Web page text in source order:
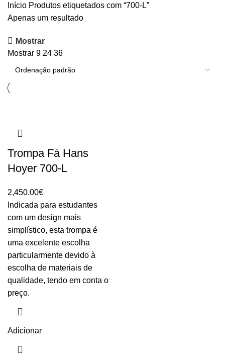
Início Produtos etiquetados com “700-L”
Apenas um resultado
Mostrar
Mostrar 9 24 36
Trompa Fá Hans
Hoyer 700-L
2,450.00€
Indicada para estudantes
com um design mais
simplístico, esta trompa é
uma excelente escolha
particularmente devido à
escolha de materiais de
qualidade, tendo em conta o
preço.
Adicionar